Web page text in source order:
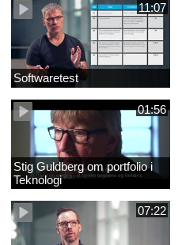
11:07
Softwaretest
01:56
Stig Guldberg om portfolio i
Teknologi
07:22